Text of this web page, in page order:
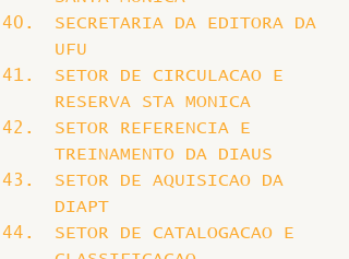
SECRETARIA DA EDITORA DA
UFU
SETOR DE CIRCULACAO E
RESERVA STA MONICA
SETOR REFERENCIA E
TREINAMENTO DA DIAUS
SETOR DE AQUISICAO DA
DIAPT
SETOR DE CATALOGACAO E